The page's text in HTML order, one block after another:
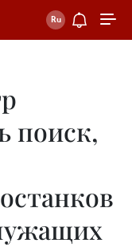
поиск,